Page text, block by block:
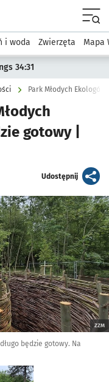
Środowisko we
i woda Zwierzęta Mapa
34:31
Park Młodych
gotowy |
Udostępnijartykuł
ZZM
będzie gotowy. Na